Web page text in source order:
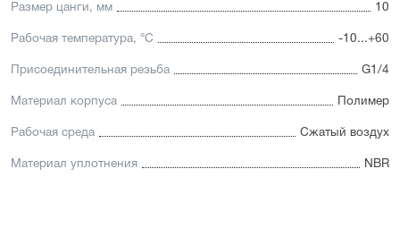
Размер цанги, мм 10
Рабочая температура, °C -10...+60
Присоединительная резьба G1/4
Материал корпуса Полимер
Рабочая среда Сжатый воздух
Материал уплотнения NBR